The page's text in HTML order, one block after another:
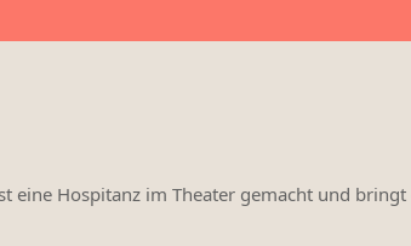
eine Hospitanz im Theater gemacht und bringt